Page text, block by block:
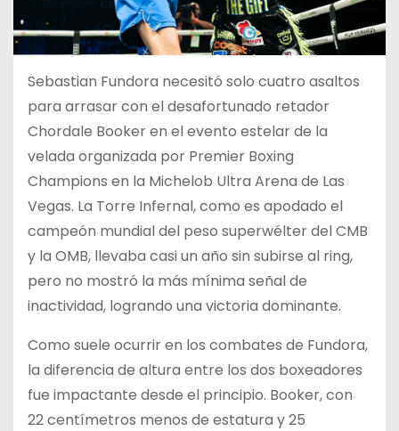
Sebastian Fundora necesitó solo cuatro asaltos
para arrasar con el desafortunado retador
Chordale Booker en el evento estelar de la
velada organizada por Premier Boxing
Champions en la Michelob Ultra Arena de Las
Vegas. La Torre Infernal, como es apodado el
campeón mundial del peso superwélter del CMB
y la OMB, llevaba casi un año sin subirse al ring,
pero no mostró la más mínima señal de
inactividad, logrando una victoria dominante.
Como suele ocurrir en los combates de Fundora,
la diferencia de altura entre los dos boxeadores
fue impactante desde el principio. Booker, con
22 centímetros menos de estatura y 25